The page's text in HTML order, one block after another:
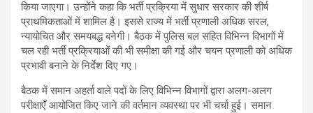
किया जाएगा। उन्होंने कहा कि भर्ती प्रक्रिया में सुधार सरकार की शीर्ष
प्राथमिकताओं में शामिल है। इससे राज्य में भर्ती प्रणाली अधिक सरल,
न्यायोचित और समयबद्ध बनेगी। बैठक में पुलिस बल सहित विभिन्न विभागों में
चल रही भर्ती प्रक्रियाओं की भी समीक्षा की गई और चयन प्रणाली को अधिक
प्रभावी बनाने के निर्देश दिए गए।
बैठक में समान अहर्ता वाले पदों के लिए विभिन्न विभागों द्वारा अलग-अलग
परीक्षाएँ आयोजित किए जाने की वर्तमान व्यवस्था पर भी चर्चा हुई। समान